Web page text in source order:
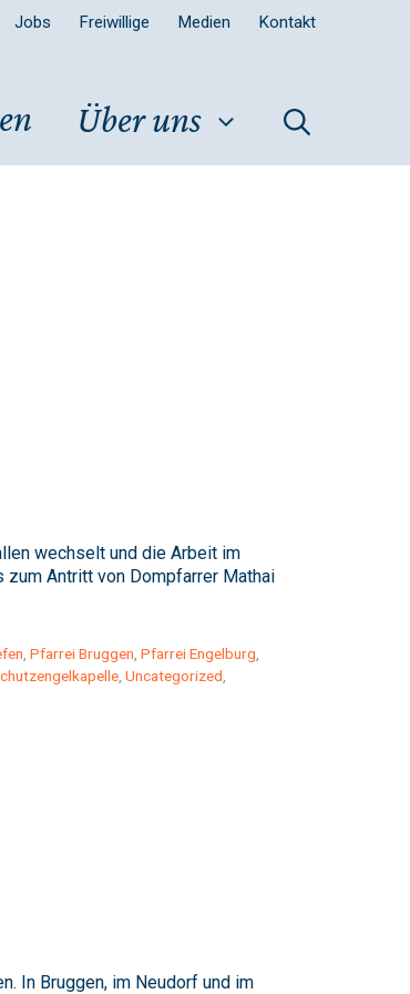
Jobs Freiwillige Medien Kontakt
Über uns
wechselt und die Arbeit im
Antritt von Dompfarrer Mathai
Pfarrei Bruggen Pfarrei Engelburg
Uncategorized
In Bruggen, im Neudorf und im